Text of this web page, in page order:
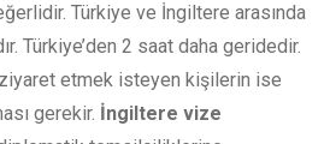
Türkiye ve İngiltere arasında
Türkiye’den 2 saat daha geridedir.
ziyaret etmek isteyen kişilerin ise
gerekir. İngiltere vize